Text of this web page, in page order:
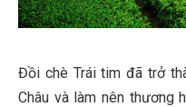
Đồi chè Trái tim đã trở
Châu và làm nên thương